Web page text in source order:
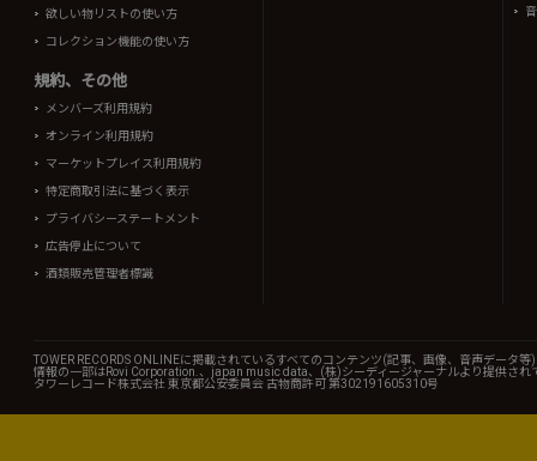
欲しい物リストの使い方
コレクション機能の使い方
規約、その他
メンバーズ利用規約
オンライン利用規約
マーケットプレイス利用規約
特定商取引法に基づく表示
プライバシーステートメント
広告停止について
酒類販売管理者標識
TOWER RECORDS ONLINEに掲載されているすべてのコンテンツ(記事、画像、音声データ
情報の一部はRovi Corporation.、japan music data、(株)シーディージャーナルより提供され
タワーレコード株式会社 東京都公安委員会 古物商許可 第302191605310号